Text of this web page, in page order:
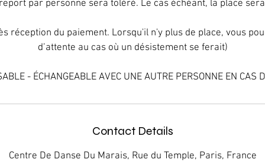
par personne sera toléré. Le cas échéant, la place
réception du paiement. Lorsqu'il n'y plus de place, vous
d’attente au cas où un désistement se ferait)
- ÉCHANGEABLE AVEC UNE AUTRE PERSONNE EN CAS
Contact Details
Centre De Danse Du Marais, Rue du Temple, Paris, France